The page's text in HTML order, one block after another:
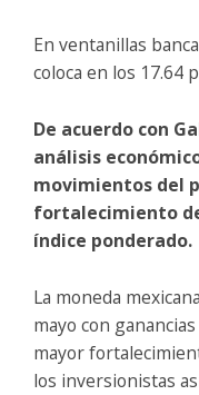
En ventanillas
coloca en los 17.64
De acuerdo con
análisis
movimientos del
fortalecimiento
índice ponderado.
La moneda
mayo con
mayor
los inversionistas